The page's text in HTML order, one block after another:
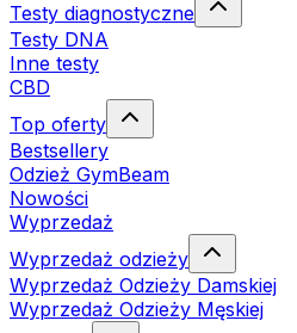
Testy diagnostyczne
Testy DNA
Inne testy
CBD
Top oferty
Bestsellery
Odzież GymBeam
Nowości
Wyprzedaż
Wyprzedaż odzieży
Wyprzedaż Odzieży Damskiej
Wyprzedaż Odzieży Męskiej